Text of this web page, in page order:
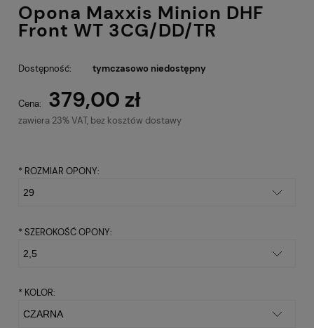
Opona Maxxis Minion DHF
Front WT 3CG/DD/TR
Dostępność: tymczasowo niedostępny
Cena: 379,00 zł
zawiera 23% VAT, bez kosztów dostawy
* ROZMIAR OPONY:
*SZEROKOŚĆ OPONY:
* KOLOR: